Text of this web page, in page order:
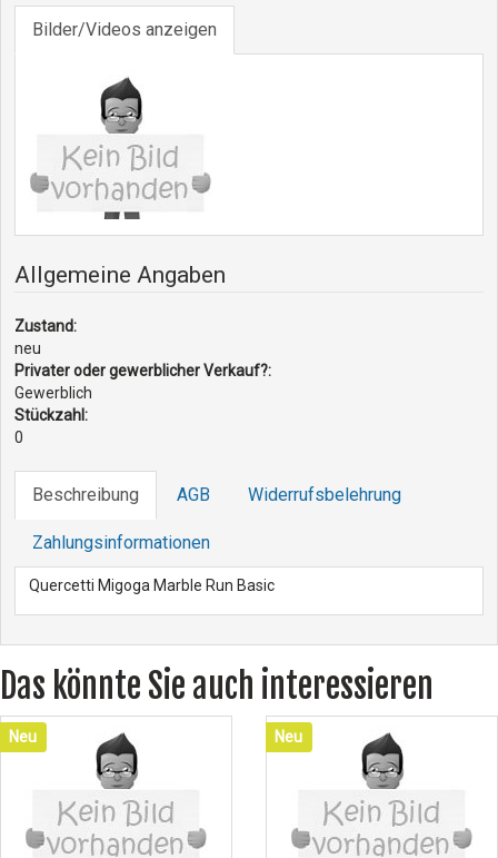
Bilder/Videos anzeigen
Allgemeine Angaben
Zustand:
neu
Privater oder gewerblicher Verkauf?:
Gewerblich
Stückzahl:
0
Beschreibung AGB Widerrufsbelehrung
Zahlungsinformationen
Quercetti Migoga Marble Run Basic
Das könnte Sie auch interessieren
Neu Neu